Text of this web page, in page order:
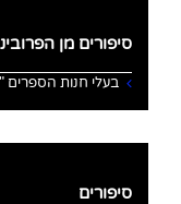
סיפורים מן
בעלי חנות הספרים
סיפורים